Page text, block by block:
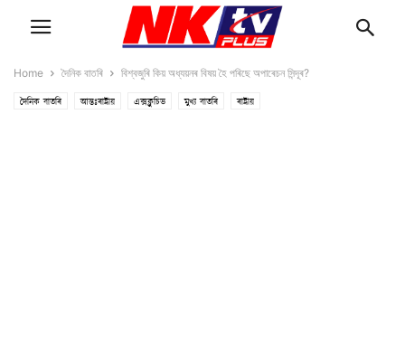
Home দৈনিক বাতৰি বিশ্বজুৰি কিয় অধ্যয়নৰ বিষয় হৈ পৰিছে অপাৰেচন সিন্দূৰ?
দৈনিক বাতৰি আন্তঃৰাষ্ট্ৰীয় এক্সক্লুচিভ মুখ্য বাতৰি ৰাষ্ট্ৰীয়